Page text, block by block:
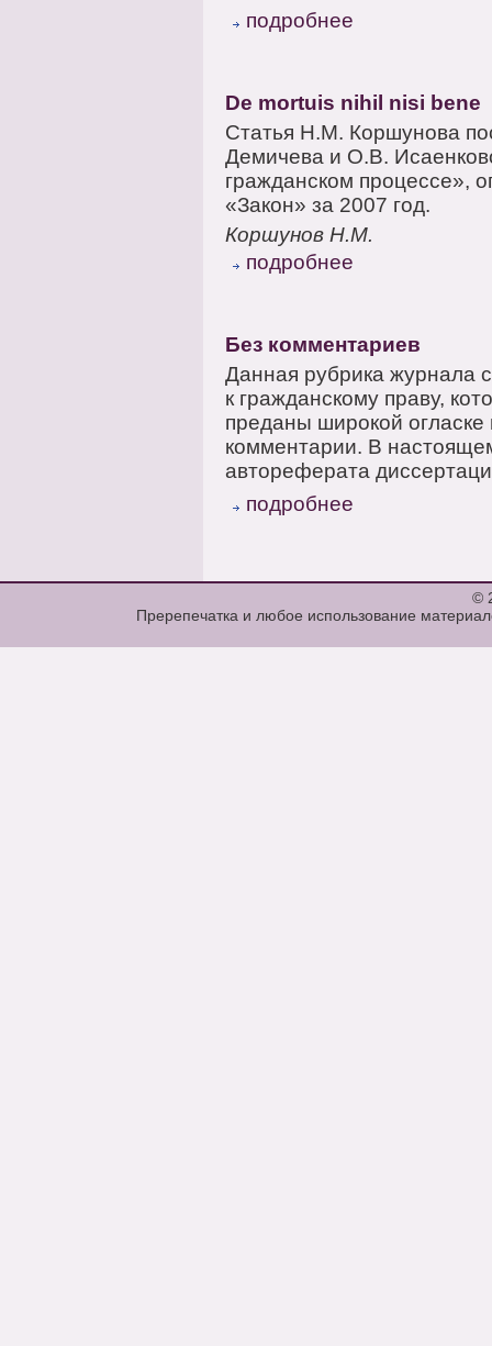
подробнее
De mortuis nihil nisi bene
Статья Н.М. Коршунова
Демичева и О.В.
гражданском процессе»,
«Закон» за 2007 год.
Коршунов Н.М.
подробнее
Без комментариев
Данная рубрика
к гражданскому праву,
преданы широкой
комментарии. В
автореферата
подробнее
©
Пререпечатка и любое использование